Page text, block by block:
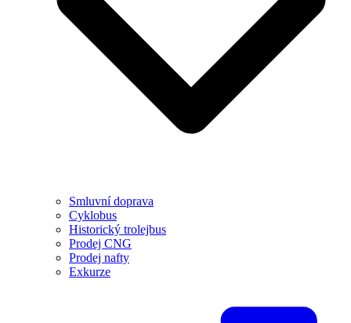
Smluvní doprava
Cyklobus
Historický trolejbus
Prodej CNG
Prodej nafty
Exkurze